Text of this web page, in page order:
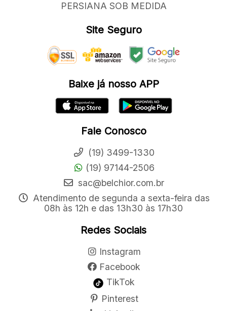
PERSIANA SOB MEDIDA
Site Seguro
Baixe já nosso APP
Fale Conosco
(19) 3499-1330
(19) 97144-2506
sac@belchior.com.br
Atendimento de segunda a sexta-feira das
08h às 12h e das 13h30 às 17h30
Redes Sociais
Instagram
Facebook
TikTok
Pinterest